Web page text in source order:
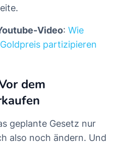
Video: Wie
partizipieren
dem
geplante Gesetz nur
also noch ändern. Und